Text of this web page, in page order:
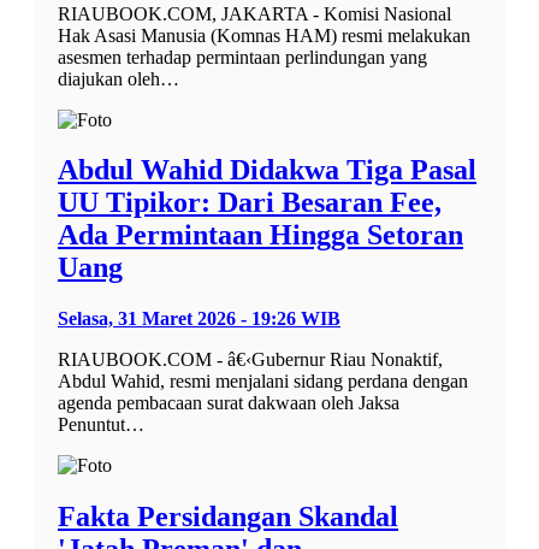
RIAUBOOK.COM, JAKARTA - Komisi Nasional
Hak Asasi Manusia (Komnas HAM) resmi melakukan
asesmen terhadap permintaan perlindungan yang
diajukan oleh…
Abdul Wahid Didakwa Tiga Pasal
UU Tipikor: Dari Besaran Fee,
Ada Permintaan Hingga Setoran
Uang
Selasa, 31 Maret 2026 - 19:26 WIB
RIAUBOOK.COM - â€‹Gubernur Riau Nonaktif,
Abdul Wahid, resmi menjalani sidang perdana dengan
agenda pembacaan surat dakwaan oleh Jaksa
Penuntut…
Fakta Persidangan Skandal